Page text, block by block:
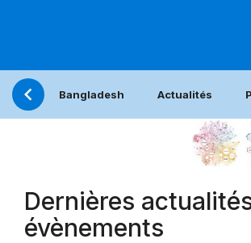
Bangladesh Actualités
Dernières
évènements